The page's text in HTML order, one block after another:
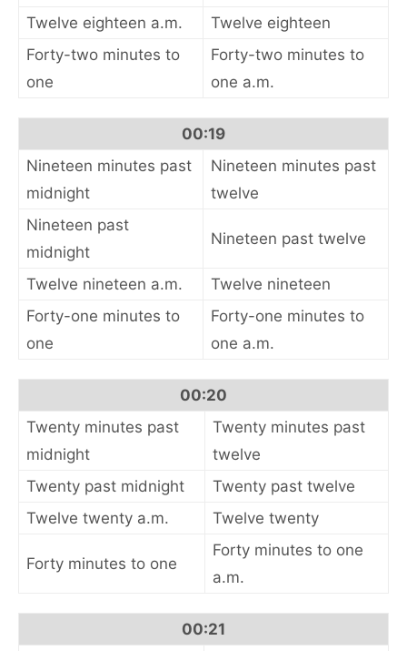
Twelve eighteen a.m.
Twelve eighteen
Forty-two minutes to
one
Forty-two minutes to
one a.m.
00:19
Nineteen minutes past
midnight
Nineteen minutes past
twelve
Nineteen past
midnight
Nineteen past twelve
Twelve nineteen a.m.
Twelve nineteen
Forty-one minutes to
one
Forty-one minutes to
one a.m.
00:20
Twenty minutes past
midnight
Twenty minutes past
twelve
Twenty past midnight
Twenty past twelve
Twelve twenty a.m.
Twelve twenty
Forty minutes to one
Forty minutes to one
a.m.
00:21